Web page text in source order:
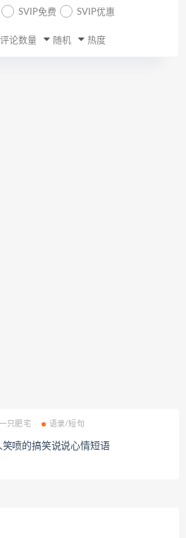
SVIP免费 SVIP优惠
评论数量 随机 热度
一只肥宅 语录/短句
笑喷的搞笑说说心情短语